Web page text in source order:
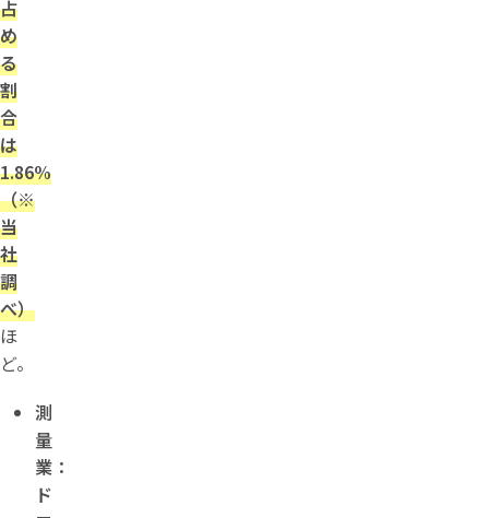
占
め
る
割
合
は
1.86%
（※
当
社
調
べ）
ほ
ど。
測
量
業：
ド